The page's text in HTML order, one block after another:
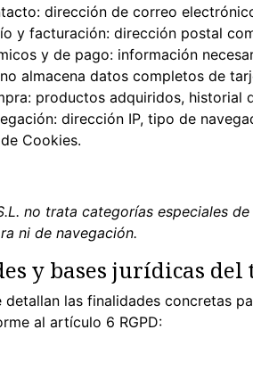
dirección de correo
y facturación: dirección postal
y de pago: información
almacena datos completos de
productos adquiridos, historial
dirección IP, tipo de
Cookies.
no trata categorías especiales
ni de navegación.
y bases jurídicas
detallan las finalidades concretas
al artículo 6 RGPD: